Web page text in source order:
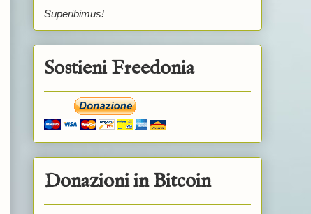
Superibimus!
Sostieni Freedonia
Donazioni in Bitcoin